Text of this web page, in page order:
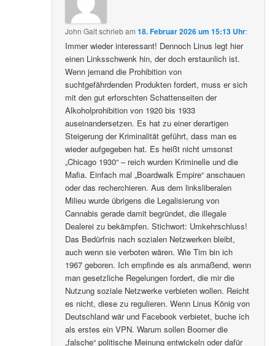
John Galtschriebam18. Februar 2026 um 15:13 Uhr:
Immer wieder interessant! Dennoch Linus legt hier
einen Linksschwenk hin, der doch erstaunlich ist.
Wenn jemand die Prohibition von
suchtgefährdenden Produkten fordert, muss er sich
mit den gut erforschten Schattenseiten der
Alkoholprohibition von 1920 bis 1933
auseinandersetzen. Es hat zu einer derartigen
Steigerung der Kriminalität geführt, dass man es
wieder aufgegeben hat. Es heißt nicht umsonst
„Chicago 1930“ – reich wurden Kriminelle und die
Mafia. Einfach mal „Boardwalk Empire“ anschauen
oder das recherchieren. Aus dem linksliberalen
Milieu wurde übrigens die Legalisierung von
Cannabis gerade damit begründet, die illegale
Dealerei zu bekämpfen. Stichwort: Umkehrschluss!
Das Bedürfnis nach sozialen Netzwerken bleibt,
auch wenn sie verboten wären. Wie Tim bin ich
1967 geboren. Ich empfinde es als anmaßend, wenn
man gesetzliche Regelungen fordert, die mir die
Nutzung soziale Netzwerke verbieten wollen. Reicht
es nicht, diese zu regulieren. Wenn Linus König von
Deutschland wär und Facebook verbietet, buche ich
als erstes ein VPN. Warum sollen Boomer die
„falsche“ politische Meinung entwickeln oder dafür